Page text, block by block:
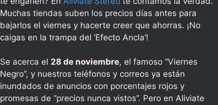
Muchas tiendas suben los precios días antes para
bajarlos el viernes y hacerte creer que ahorras. ¡No
caigas en la trampa del ‘Efecto Ancla’!
Se acerca el 28 de noviembre, el famoso “Viernes
Negro”, y nuestros teléfonos y correos ya están
inundados de anuncios con porcentajes rojos y
promesas de “precios nunca vistos”. Pero en Aliviate